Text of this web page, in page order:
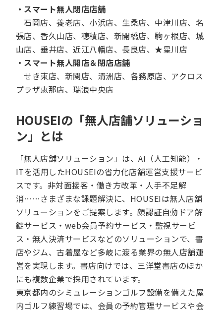
・スマート無人閉店店舗
石岡店、養老店、小浜店、生桑店、中津川店、名
張店、香久山店、穂積店、新開橋店、駒ヶ根店、城
山店、垂井店、近江八幡店、長良店、★星川店
・スマート無人開店＆閉店店舗
せき東店、新関店、清洲店、各務原店、アクロス
プラザ恵那店、瑞浪中央店
HOUSEIの「無人店舗ソリューショ
ン」とは
「無人店舗ソリューション」は、AI（人工知能）・
ITを活用したHOUSEIの省力化店舗運営支援サービ
スです。非対面接客・働き方改革・人手不足解
消……さまざまな課題解決に、HOUSEIは無人店舗
ソリューションをご提案します。顔認証自動ドア解
錠サービス・web会員予約サービス・監視サービ
ス・無人決済サービスなどのソリューションで、書
店やジム、古着屋など多岐に渡る業界の無人店舗運
営を実現します。書店向けでは、三洋堂書店のほか
にも複数企業で採用されています。
東京都内のシミュレーションゴルフ設備を備えた屋
内ゴルフ練習場では、会員の予約管理サービスや会